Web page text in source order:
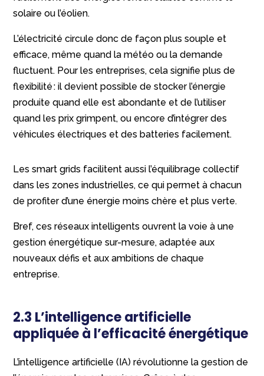
solaire ou l’éolien.
L’électricité circule donc de façon plus souple et
efficace, même quand la météo ou la demande
fluctuent. Pour les entreprises, cela signifie plus de
flexibilité : il devient possible de stocker l’énergie
produite quand elle est abondante et de l’utiliser
quand les prix grimpent, ou encore d’intégrer des
véhicules électriques et des batteries facilement.
Les smart grids facilitent aussi l’équilibrage collectif
dans les zones industrielles, ce qui permet à chacun
de profiter d’une énergie moins chère et plus verte.
Bref, ces réseaux intelligents ouvrent la voie à une
gestion énergétique sur-mesure, adaptée aux
nouveaux défis et aux ambitions de chaque
entreprise.
2.3 L’intelligence artificielle
appliquée à l’efficacité énergétique
L’intelligence artificielle (IA) révolutionne la gestion de